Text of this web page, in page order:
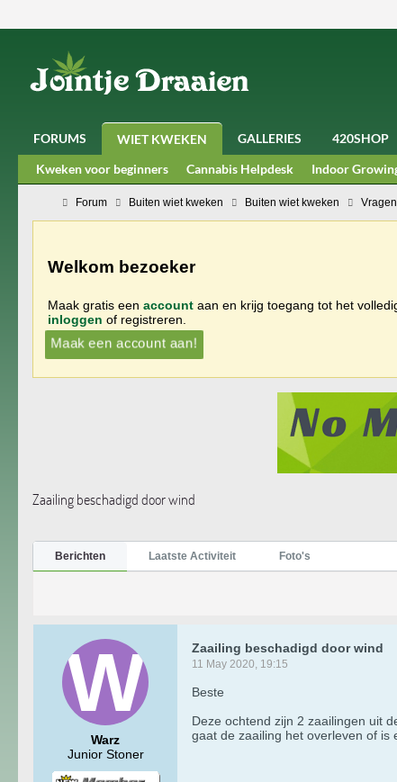
FORUMS WIET KWEKEN GALLERIES
420SHOP
Kweken voor beginners
Cannabis Helpdesk Indoor
Forum Buiten wiet kweken Buiten wiet kweken
Welkom bezoeker
Maak gratis een account aan en krijg toegang tot het
inloggen of registreren.
Maak een account aan!
Zaailing beschadigd door wind
Berichten Laatste Activiteit Foto's
Warz
Junior Stoner
Zaailing beschadigd door wind
11 May 2020, 19:15
Beste
Deze ochtend zijn 2 zaailingen uit
gaat de zaailing het overleven of is